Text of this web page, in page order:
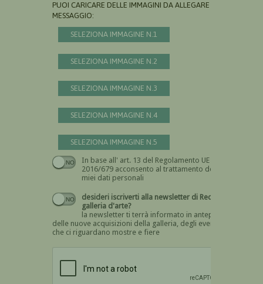
PUOI CARICARE DELLE IMMAGINI DA ALLEGARE AL
MESSAGGIO:
SELEZIONA IMMAGINE N.1
SELEZIONA IMMAGINE N.2
SELEZIONA IMMAGINE N.3
SELEZIONA IMMAGINE N.4
SELEZIONA IMMAGINE N.5
In base all' art. 13 del Regolamento UE n.
2016/679 acconsento al trattamento dei
miei dati personali
Devi dare il consenso
desideri iscriverti alla newsletter di Recta
galleria d'arte?
la newsletter ti terrà informato in anteprima
delle nuove acquisizioni della galleria, degli eventi
che ci riguardano mostre e fiere